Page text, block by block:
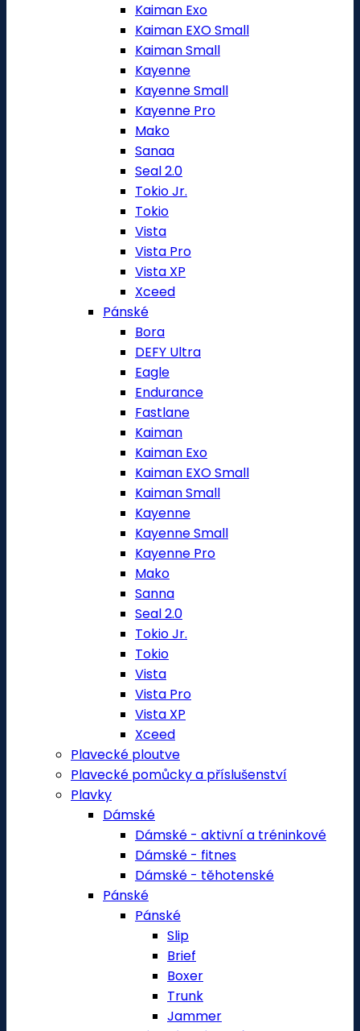
Kaiman Exo
Kaiman EXO Small
Kaiman Small
Kayenne
Kayenne Small
Kayenne Pro
Mako
Sanaa
Seal 2.0
Tokio Jr.
Tokio
Vista
Vista Pro
Vista XP
Xceed
Pánské
Bora
DEFY Ultra
Eagle
Endurance
Fastlane
Kaiman
Kaiman Exo
Kaiman EXO Small
Kaiman Small
Kayenne
Kayenne Small
Kayenne Pro
Mako
Sanna
Seal 2.0
Tokio Jr.
Tokio
Vista
Vista Pro
Vista XP
Xceed
Plavecké ploutve
Plavecké pomůcky a příslušenství
Plavky
Dámské
Dámské - aktivní a tréninkové
Dámské - fitnes
Dámské - těhotenské
Pánské
Pánské
Slip
Brief
Boxer
Trunk
Jammer